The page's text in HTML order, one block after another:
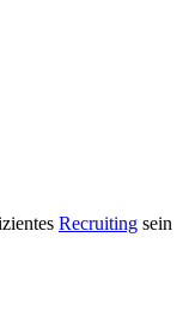
Recruiting sein